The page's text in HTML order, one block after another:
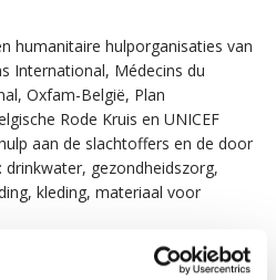
humanitaire hulporganisaties van
International, Médecins du
Oxfam-België, Plan
Rode Kruis en UNICEF
aan de slachtoffers en de door
gezondheidszorg,
kleding, materiaal voor
verlenen de organisaties van het